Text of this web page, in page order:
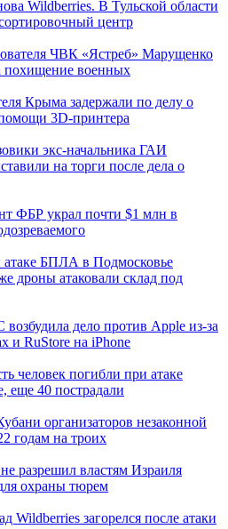
Wildberries. В Тульской области
центр
ЧВК «Ястреб» Марущенко
похищение военных
Крыма задержали по делу о
3D‑принтера
экс-начальника ГАИ
на торги после дела о
ФБР украл почти $1 млн в
БПЛА в Подмосковье
дроны атаковали склад под
дело против Apple из-за
и RuStore на iPhone
человек погибли при атаке
40 пострадали
организаторов незаконной
годам на троих
разрешил властям Израиля
охраны тюрем
Wildberries загорелся после атаки